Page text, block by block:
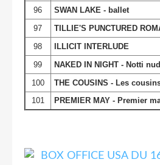
96
SWAN LAKE - ballet
97
TILLIE'S PUNCTURED
98
ILLICIT INTERLUDE
99
NAKED IN NIGHT - Notti
100
THE COUSINS - Les
101
PREMIER MAY - Premier